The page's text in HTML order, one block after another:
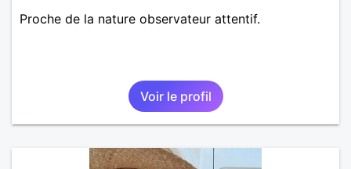
Proche de la nature observateur attentif.
Voir le profil